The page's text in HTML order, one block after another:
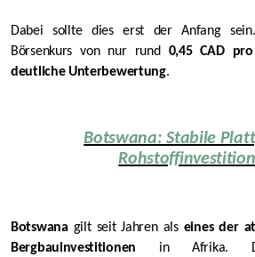
Dabei sollte dies erst der Anfang
Börsenkurs von nur rund 0,45CAD
deutliche Unterbewertung.
Botswana: Stabile
Botswana gilt seit Jahren als eines der
Bergbauinvestitionen in Afrika.